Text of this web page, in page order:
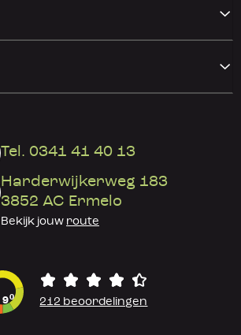
Tel. 0341 41 40 13
Harderwijkerweg 183
3852 AC Ermelo
Bekijk jouw route
90 212 beoordelingen